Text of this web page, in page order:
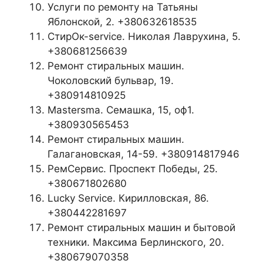
Услуги по ремонту на Татьяны
Яблонской, 2. +380632618535
СтирОк-service. Николая Лаврухина, 5.
+380681256639
Ремонт стиральных машин.
Чоколовский бульвар, 19.
+380914810925
Mastersma. Семашка, 15, оф1.
+380930565453
Ремонт стиральных машин.
Галагановская, 14-59. +380914817946
РемСервис. Проспект Победы, 25.
+380671802680
Lucky Service. Кирилловская, 86.
+380442281697
Ремонт стиральных машин и бытовой
техники. Максима Берлинского, 20.
+380679070358